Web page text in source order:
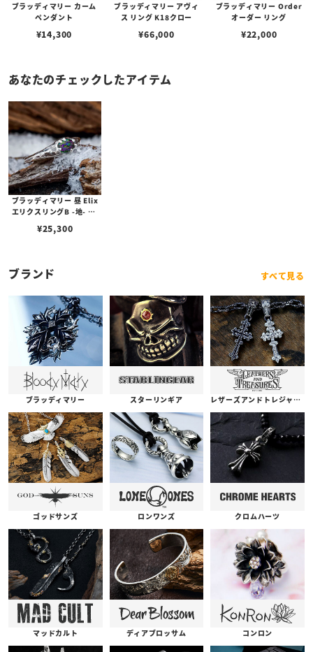
ブラッディマリー カーム
ペンダント
¥14,300
ブラッディマリー アヴィ
ス リング K18クロー
¥66,000
ブラッディマリー Order
オーダー リング
¥22,000
あなたのチェックしたアイテム
ブラッディマリー 昼 Elix
エリクスリングB -地- w/
¥25,300
ブランド すべて見る
ブラッディマリー スターリンギア レザーズアンドトレジャーズ
ゴッドサンズ ロンワンズ クロムハーツ
マッドカルト ディアブロッサム コンロン